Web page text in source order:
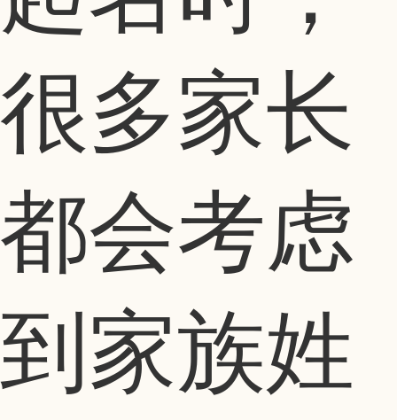
很多家长
都会考虑
到家族姓